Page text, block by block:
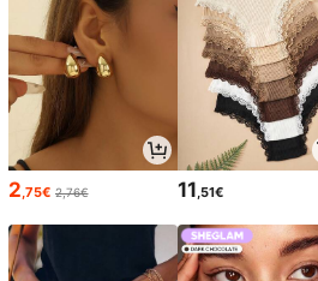
2,75€ 2,76€ 11,51€